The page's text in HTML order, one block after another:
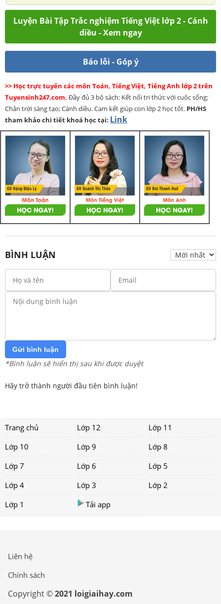
Luyện Bài Tập Trắc nghiệm Tiếng Việt lớp 2 - Cánh
diều - Xem ngay
Báo lỗi - Góp ý
>> Học trực tuyến các môn Toán, Tiếng Việt, Tiếng Anh lớp 2 trên
Tuyensinh247.com. Đầy đủ 3 bộ sách: Kết nối tri thức với cuộc sống;
Chân trời sáng tạo; Cánh diều. Cam kết giúp con lớp 2 học tốt. PH/HS
tham khảo chi tiết khoá học tại: Link
BÌNH LUẬN
Gửi bình luận
*Bình luận sẽ hiển thị sau khi được duyệt
Hãy trở thành người đầu tiên bình luận!
Trang chủ Lớp 12
Lớp 11
Lớp 10
Lớp 9
Lớp 8
Lớp 7
Lớp 6
Lớp 5
Lớp 4
Lớp 3
Lớp 2
Lớp 1
Tải app
Liên hệ
Chính sách
Copyright ©2021 loigiaihay.com